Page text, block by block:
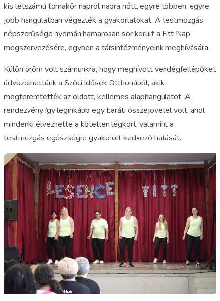
kis létszámú tornakör napról napra nőtt, egyre többen, egyre
jobb hangulatban végezték a gyakorlatokat. A testmozgás
népszerűsége nyomán hamarosan sor került a Fitt Nap
megszervezésére, egyben a társintézményeink meghívására.
Külön öröm volt számunkra, hogy meghívott vendégfellépőket
üdvözölhettünk a Szőci Idősek Otthonából, akik
megteremtették az oldott, kellemes alaphangulatot. A
rendezvény így leginkább egy baráti összejövetel volt, ahol
mindenki élvezhette a kötetlen légkört, valamint a
testmozgás egészségre gyakorolt kedvező hatását.